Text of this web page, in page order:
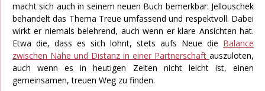
macht sich auch in seinem neuen Buch bemerkbar: Jellouschek
behandelt das Thema Treue umfassend und respektvoll. Dabei
wirkt er niemals belehrend, auch wenn er klare Ansichten hat.
Etwa die, dass es sich lohnt, stets aufs Neue die Balance
zwischen Nähe und Distanz in einer Partnerschaft auszuloten,
auch wenn es in heutigen Zeiten nicht leicht ist, einen
gemeinsamen, treuen Weg zu finden.